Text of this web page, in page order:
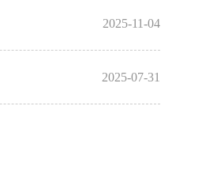
2025-11-04
2025-07-31